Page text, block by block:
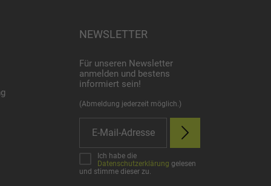
NEWSLETTER
Für unseren Newsletter
anmelden und bestens
informiert sein!
(Abmeldung jederzeit möglich.)
Ich habe die
Datenschutzerklärung gelesen
und stimme dieser zu.